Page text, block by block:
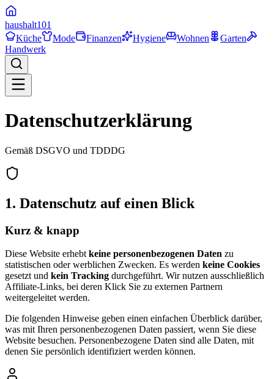
haushalt101
Küche
Mode Finanzen Hygiene Wohnen
Garten
Handwerk
Datenschutzerklärung
Gemäß DSGVO und TDDDG
1. Datenschutz auf einen Blick
Kurz & knapp
Diese Website erhebtkeine personenbezogenen Daten zu
statistischen oder werblichen Zwecken. Es werden keine Cookies
gesetzt und kein Tracking durchgeführt. Wir nutzen ausschließlich
Affiliate-Links, bei deren Klick Sie zu externen Partnern
weitergeleitet werden.
Die folgenden Hinweise geben einen einfachen Überblick darüber,
was mit Ihren personenbezogenen Daten passiert, wenn Sie diese
Website besuchen. Personenbezogene Daten sind alle Daten, mit
denen Sie persönlich identifiziert werden können.